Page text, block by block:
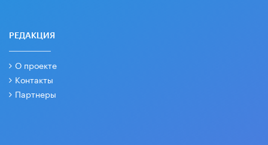
РЕДАКЦИЯ
О проекте
Контакты
Партнеры